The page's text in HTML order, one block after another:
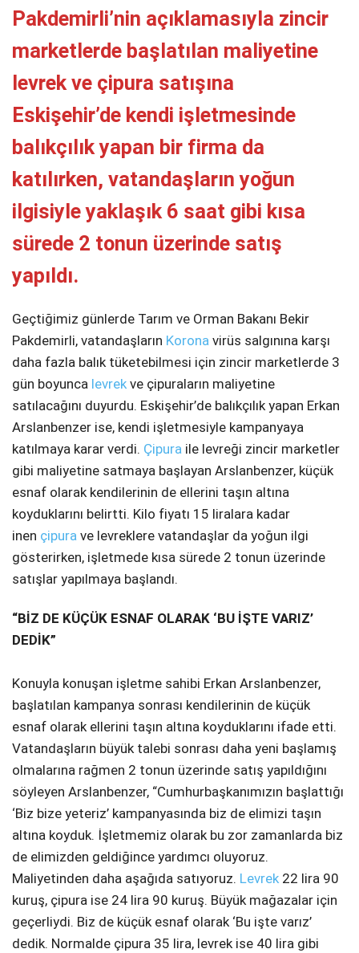
Pakdemirli’nin açıklamasıyla zincir
marketlerde başlatılan maliyetine
levrek ve çipura satışına
Eskişehir’de kendi işletmesinde
balıkçılık yapan bir firma da
katılırken, vatandaşların yoğun
ilgisiyle yaklaşık 6 saat gibi kısa
sürede 2 tonun üzerinde satış
yapıldı.
Geçtiğimiz günlerde Tarım ve Orman Bakanı Bekir
Pakdemirli, vatandaşların Korona virüs salgınına karşı
daha fazla balık tüketebilmesi için zincir marketlerde 3
gün boyunca levrek ve çipuraların maliyetine
satılacağını duyurdu. Eskişehir’de balıkçılık yapan Erkan
Arslanbenzer ise, kendi işletmesiyle kampanyaya
katılmaya karar verdi. Çipura ile levreği zincir marketler
gibi maliyetine satmaya başlayan Arslanbenzer, küçük
esnaf olarak kendilerinin de ellerini taşın altına
koyduklarını belirtti. Kilo fiyatı 15 liralara kadar
inen çipura ve levreklere vatandaşlar da yoğun ilgi
gösterirken, işletmede kısa sürede 2 tonun üzerinde
satışlar yapılmaya başlandı.
“BİZ DE KÜÇÜK ESNAF OLARAK ‘BU İŞTE VARIZ’
DEDİK”
Konuyla konuşan işletme sahibi Erkan Arslanbenzer,
başlatılan kampanya sonrası kendilerinin de küçük
esnaf olarak ellerini taşın altına koyduklarını ifade etti.
Vatandaşların büyük talebi sonrası daha yeni başlamış
olmalarına rağmen 2 tonun üzerinde satış yapıldığını
söyleyen Arslanbenzer, “Cumhurbaşkanımızın başlattığı
‘Biz bize yeteriz’ kampanyasında biz de elimizi taşın
altına koyduk. İşletmemiz olarak bu zor zamanlarda biz
de elimizden geldiğince yardımcı oluyoruz.
Maliyetinden daha aşağıda satıyoruz. Levrek 22 lira 90
kuruş, çipura ise 24 lira 90 kuruş. Büyük mağazalar için
geçerliydi. Biz de küçük esnaf olarak ‘Bu işte varız’
dedik. Normalde çipura 35 lira, levrek ise 40 lira gibi